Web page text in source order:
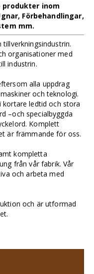
produkter inom
Förbehandlingar,
mm.
organisationer med
industrin.
alla uppdrag
och teknologi.
kortare ledtid och stora
–och specialbyggda
Komplett
är främmande för oss.
kompletta
från vår fabrik. Vår
och arbeta med
och är utformad